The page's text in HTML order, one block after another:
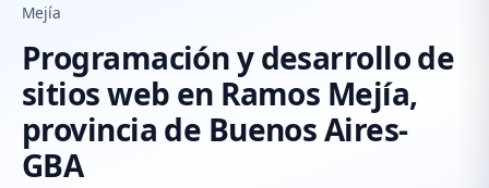
Mejía
Programación y desarrollo de
sitios web en Ramos Mejía,
provincia de Buenos Aires-
GBA